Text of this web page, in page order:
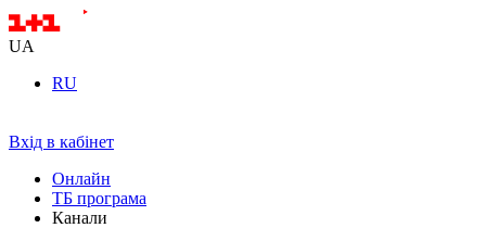
UA
RU
Вхід в кабінет
Онлайн
ТБ програма
Канали